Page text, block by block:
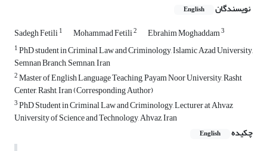
نویسندگان English
Sadegh Fetili1 Mohammad Fetili2 Ebrahim Moghaddam3
1PhD student in Criminal Law and Criminology, Islamic Azad University,
Semnan Branch, Semnan, Iran
2Master of English Language Teaching, Payam Noor University, Rasht
Center, Rasht, Iran (Corresponding Author)
3PhD Student in Criminal Law and Criminology, Lecturer at Ahvaz
University of Science and Technology, Ahvaz, Iran
چکیده
English